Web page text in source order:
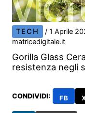
TECH /1 Aprile
matricedigitale.it
Gorilla Glass
resistenza negli
CONDIVIDI: FB